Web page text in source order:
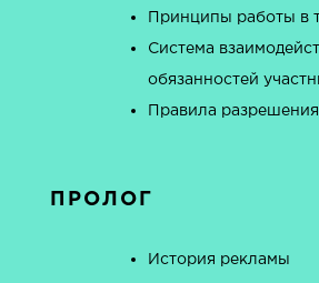
Принципы работы в
Система
обязанностей
Правила
ПРОЛОГ
История рекламы